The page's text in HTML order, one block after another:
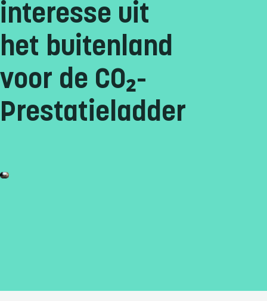
interesse uit
het buitenland
voor de CO₂-
Prestatieladder